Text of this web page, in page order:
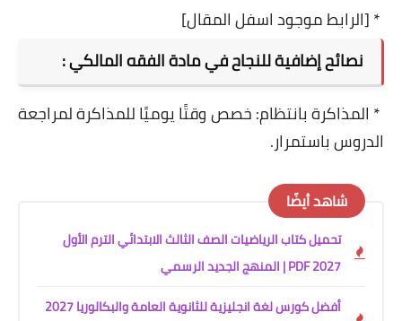
* [الرابط موجود اسفل المقال]
نصائح إضافية للنجاح في مادة الفقه المالكي :
* المذاكرة بانتظام: خصص وقتًا يوميًا للمذاكرة لمراجعة
الدروس باستمرار.
شاهد أيضًا
تحميل كتاب الرياضيات الصف الثالث الابتدائي الترم الأول
2027 PDF | المنهج الجديد الرسمي
أفضل كورس لغة انجليزية للثانوية العامة والبكالوريا 2027